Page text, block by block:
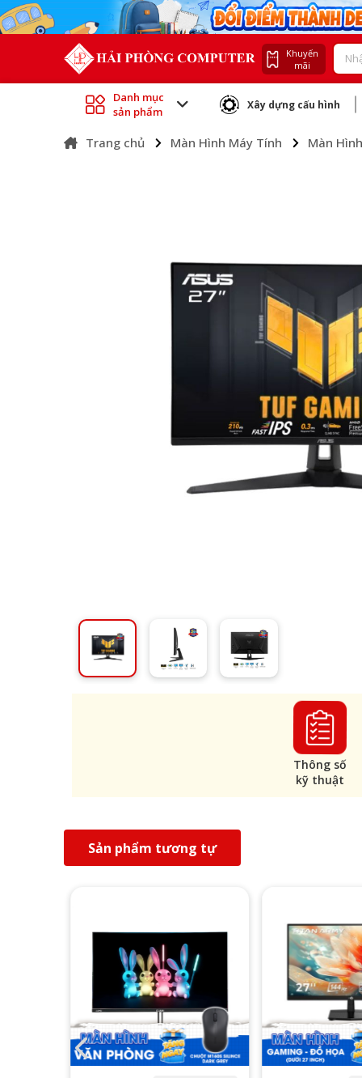
Khuyến
mãi
Danh mục
sản phẩm
Xây dựng cấu hình
Trang chủ Màn Hình Máy Tính Màn
Thông số
kỹ thuật
Sản phẩm tương tự